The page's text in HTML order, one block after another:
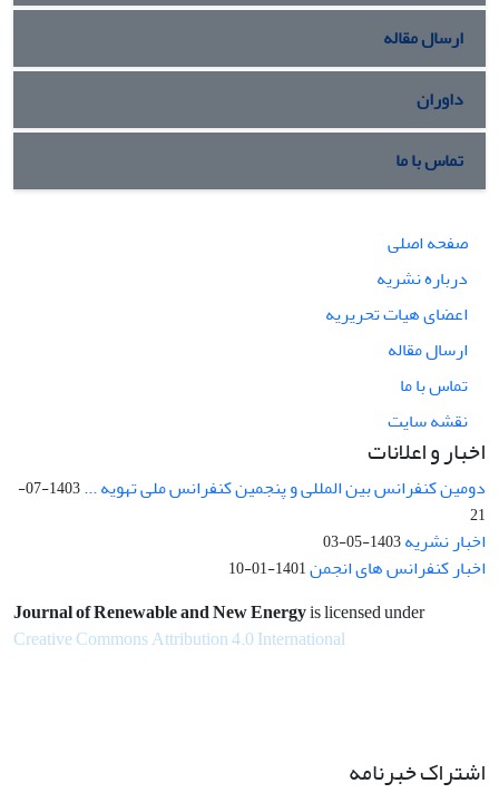
ارسال مقاله
داوران
تماس با ما
صفحه اصلی
درباره نشریه
اعضای هیات تحریریه
ارسال مقاله
تماس با ما
نقشه سایت
اخبار و اعلانات
دومین کنفرانس بین المللی و پنجمین کنفرانس ملی تهویه ...
1403-07-
21
اخبار نشریه1403-05-03
اخبار کنفرانس های انجمن1401-01-10
Journal of Renewable and New Energyis licensed under
Creative Commons Attribution 4.0 International
اشتراک خبرنامه